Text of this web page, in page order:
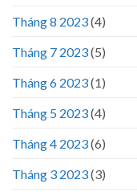
Tháng 8 2023(4)
Tháng 7 2023(5)
Tháng 6 2023(1)
Tháng 5 2023(4)
Tháng 4 2023(6)
Tháng 3 2023(3)